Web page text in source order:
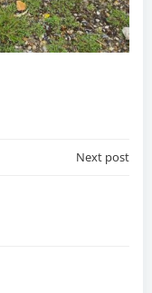
Next post